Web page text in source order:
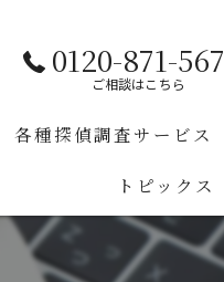
0120-871-567
ご相談はこちら
各種探偵調査サービス
トピックス